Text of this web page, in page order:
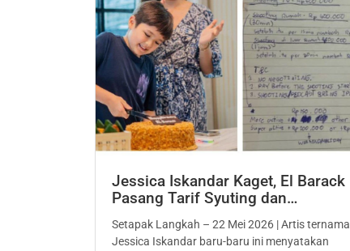
Jessica Iskandar Kaget, El Barack
Pasang Tarif Syuting dan…
Setapak Langkah – 22 Mei 2026 | Artis ternama
Jessica Iskandar baru-baru ini menyatakan